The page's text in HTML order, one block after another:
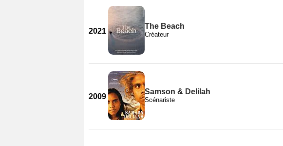
2021
The Beach
Créateur
2009
Samson & Delilah
Scénariste